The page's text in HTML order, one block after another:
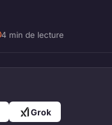
4 min de lecture
Grok